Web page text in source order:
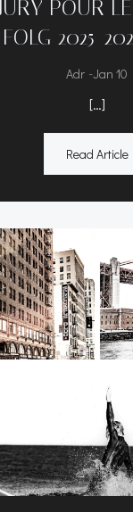
POUR
FOLG 2025-
Adr -Jan 10
[…]
Read Article